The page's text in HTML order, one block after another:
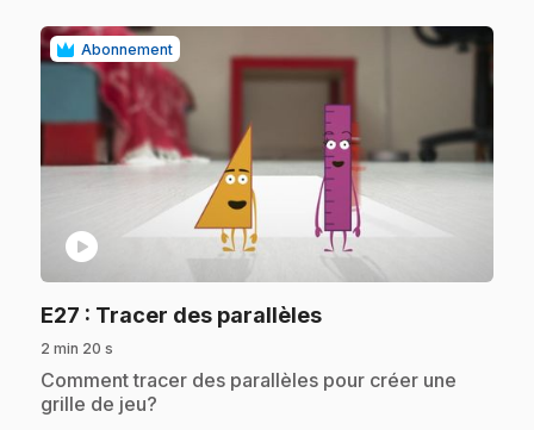
Abonnement
play_circle
E27 : Tracer des parallèles.
2 min 20 s
.Comment tracer des parallèles pour créer une
grille de jeu?